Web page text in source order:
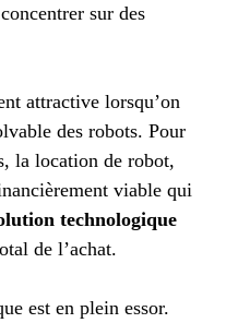
sur des
attractive lorsqu’on
des robots. Pour
la location de robot,
viable qui
technologique
de l’achat.
est en plein essor.